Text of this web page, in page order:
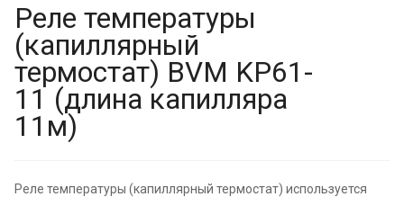
Реле температуры
(капиллярный
термостат) BVM KP61-
11 (длина капилляра
11м)
Реле температуры (капиллярный термостат) используется